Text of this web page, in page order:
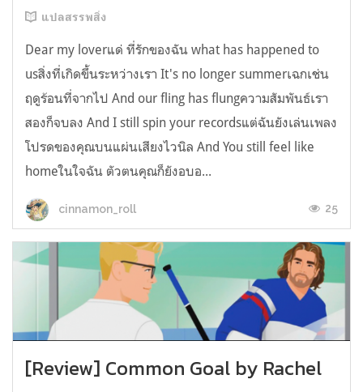
แปลสรรพสิ่ง
Dear my loverแด่ ที่รักของฉัน what has happened to
usสิ่งที่เกิดขึ้นระหว่างเรา It's no longer summerเฉกเช่น
ฤดูร้อนที่จากไป And our fling has flungความสัมพันธ์เรา
สองก็จบลง And I still spin your recordsแต่ฉันยังเล่นเพลง
โปรดของคุณบนแผ่นเสียงไวนิล And You still feel like
homeในใจฉัน ตัวตนคุณก็ยังอบอ...
cinnamon_roll 25
[Review] Common Goal by Rachel